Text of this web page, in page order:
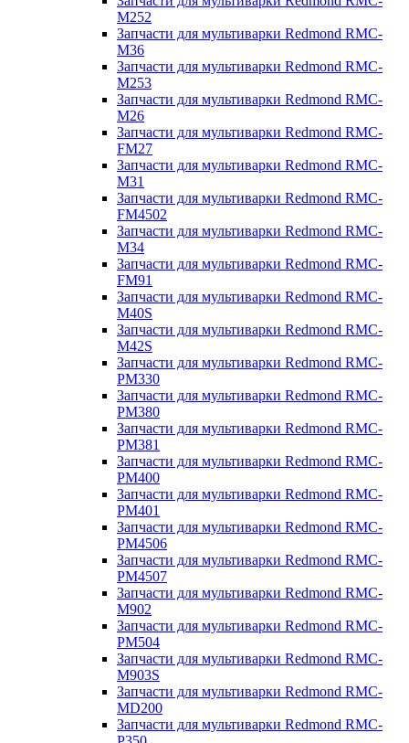
M252
Запчасти для мультиварки Redmond RMC-
M36
Запчасти для мультиварки Redmond RMC-
M253
Запчасти для мультиварки Redmond RMC-
M26
Запчасти для мультиварки Redmond RMC-
FM27
Запчасти для мультиварки Redmond RMC-
M31
Запчасти для мультиварки Redmond RMC-
FM4502
Запчасти для мультиварки Redmond RMC-
M34
Запчасти для мультиварки Redmond RMC-
FM91
Запчасти для мультиварки Redmond RMC-
M40S
Запчасти для мультиварки Redmond RMC-
M42S
Запчасти для мультиварки Redmond RMC-
PM330
Запчасти для мультиварки Redmond RMC-
PM380
Запчасти для мультиварки Redmond RMC-
PM381
Запчасти для мультиварки Redmond RMC-
PM400
Запчасти для мультиварки Redmond RMC-
PM401
Запчасти для мультиварки Redmond RMC-
PM4506
Запчасти для мультиварки Redmond RMC-
PM4507
Запчасти для мультиварки Redmond RMC-
M902
Запчасти для мультиварки Redmond RMC-
PM504
Запчасти для мультиварки Redmond RMC-
M903S
Запчасти для мультиварки Redmond RMC-
MD200
Запчасти для мультиварки Redmond RMC-